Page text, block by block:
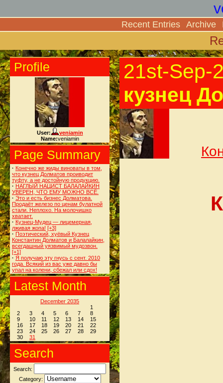
Recent Entries Archive
Profile
User:
veniamin
Name:veniamin
Page Summary
· Конечно же жиды виноваты в том,
что кузнец Долматов проиводит
туфту, а не достойную продукцию.
· НАГЛЫЙ НАЦИСТ БАЛАЛАЙКИН
УВЕРЕН, ЧТО ЕМУ МОЖНО ВСЁ.
· Это и есть бизнес Долматова.
Продаёт железо по ценам булатной
стали. Неплохо. На молочишко
хватает.
· Кузнец-Мудец — лицемерная,
лживая жопа! [+3]
· Поэтический, хуёвый Кузнец
Константин Долматов и Балалайкин,
всегдашный уязвимый мудозвон.
[+1]
· Я получаю эту гнусь с сент. 2010
года. Всякий из вас уже давно бы
упал на колени, сбежал или сдох!
Latest Month
December 2035
1
2
3 4 5 6 7
8
9
10 11 12 13 14
15
16
17 18 19 20 21
22
23
24 25 26 27 28
29
30
31
Search
Search:
Category:
21st-Sep-
кузнец